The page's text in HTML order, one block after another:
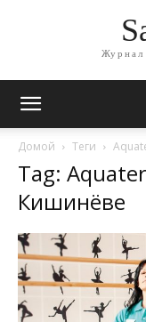
Журнал
Домой Теги
Tag:
Кишинёве